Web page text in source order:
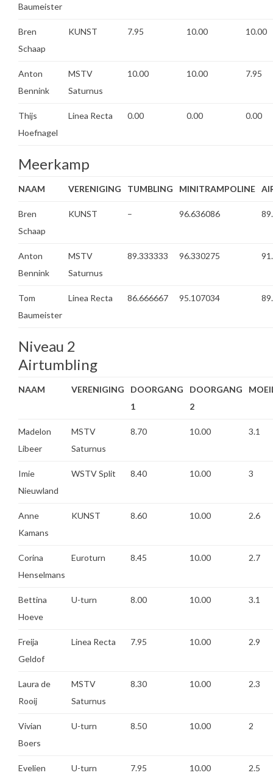
Baumeister
Bren
Schaap
KUNST 7.95 10.00 10.00
Anton
Bennink
MSTV
Saturnus
10.00 10.00 7.95
Thijs
Hoefnagel
Linea Recta 0.00 0.00 0.00
Meerkamp
NAAM VERENIGING TUMBLING MINITRAMPOLINE
Bren
Schaap
KUNST – 96.636086
Anton
Bennink
MSTV
Saturnus
89.333333 96.330275
Tom
Baumeister
Linea Recta 86.666667 95.107034
Niveau 2
Airtumbling
NAAM VERENIGING
DOORGANG
1
DOORGANG
2
Madelon
Libeer
MSTV
Saturnus
8.70 10.00 3.1
Imie
Nieuwland
WSTV Split 8.40 10.00 3
Anne
Kamans
KUNST 8.60 10.00 2.6
Corina
Henselmans
Euroturn 8.45 10.00 2.7
Bettina
Hoeve
U-turn 8.00 10.00 3.1
Freija
Geldof
Linea Recta 7.95 10.00 2.9
Laura de
Rooij
MSTV
Saturnus
8.30 10.00 2.3
Vivian
Boers
U-turn 8.50 10.00 2
Evelien
U-turn 7.95 10.00 2.5